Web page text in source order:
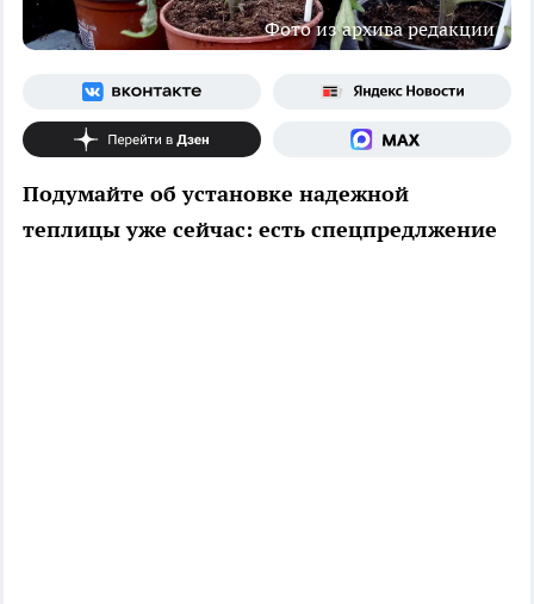
Фото из архива редакции
Подумайте об установке надежной
теплицы уже сейчас: есть спецпредлжение